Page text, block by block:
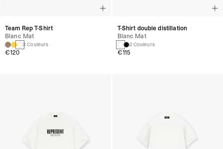
Team Rep T-Shirt
Blanc Mat
3 Couleurs
€120
T-Shirt double distillation
Blanc Mat
2 Couleurs
€115